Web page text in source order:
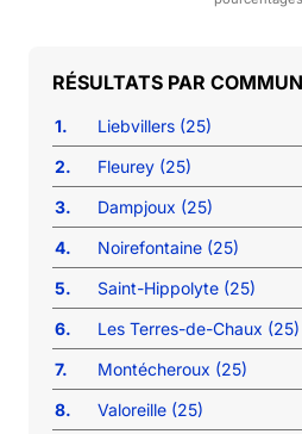
1.
Liebvillers (25)
2.
Fleurey (25)
3.
Dampjoux (25)
4.
Noirefontaine (25)
5.
Saint-Hippolyte (25)
6.
Les Terres-de-Chaux (25)
7.
Montécheroux (25)
8.
Valoreille (25)